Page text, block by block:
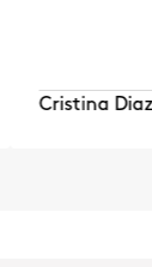
Cristina Diaz